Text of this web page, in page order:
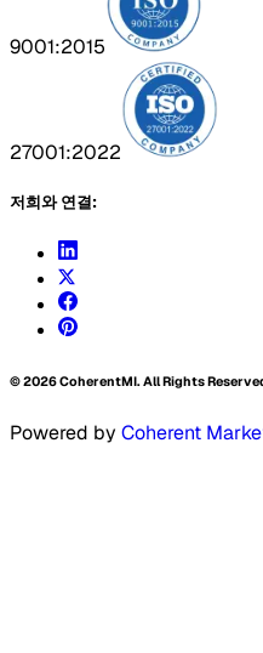
9001:2015
27001:2022
저희와 연결:
©2026CoherentMI. All Rights
Powered by Coherent